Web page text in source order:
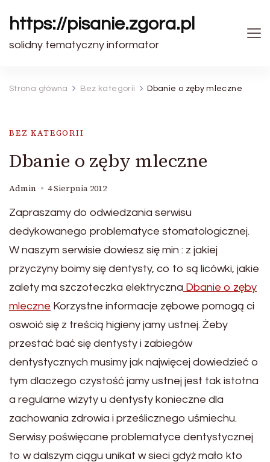
https://pisanie.zgora.pl
solidny tematyczny informator
Strona główna Bez kategorii Dbanie o zęby mleczne
BEZ KATEGORII
Dbanie o zęby mleczne
Admin 4 Sierpnia 2012
Zapraszamy do odwiedzania serwisu
dedykowanego problematyce stomatologicznej.
W naszym serwisie dowiesz się min : z jakiej
przyczyny boimy się dentysty, co to są licówki, jakie
zalety ma szczoteczka elektryczna Dbanie o zęby
mleczne Korzystne informacje zębowe pomogą ci
oswoić się z treścią higieny jamy ustnej. Żeby
przestać bać się dentysty i zabiegów
dentystycznych musimy jak najwięcej dowiedzieć o
tym dlaczego czystość jamy ustnej jest tak istotna
a regularne wizyty u dentysty konieczne dla
zachowania zdrowia i prześlicznego uśmiechu.
Serwisy poświęcane problematyce dentystycznej
to w dalszym ciągu unikat w sieci gdyż mało kto